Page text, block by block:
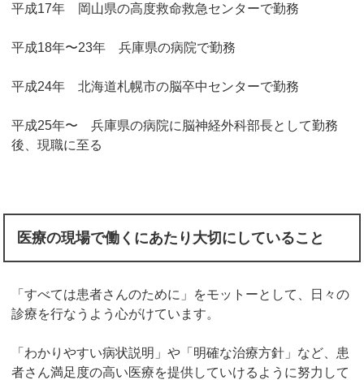
平成17年 岡山県の高度救命救急センターで勤務
平成18年〜23年 兵庫県の病院で勤務
平成24年 北海道札幌市の脳卒中センターで勤務
平成25年〜 兵庫県の病院に脳神経外科部長として勤務
後、現職に至る
医療の現場で働くにあたり大切にしていること
「すべては患者さんのために」をモットーとして、日々の
診療を行なうよう心がけています。
「わかりやすい病状説明」や「明確な治療方針」など、患
者さん満足度の高い医療を提供していけるように努力して